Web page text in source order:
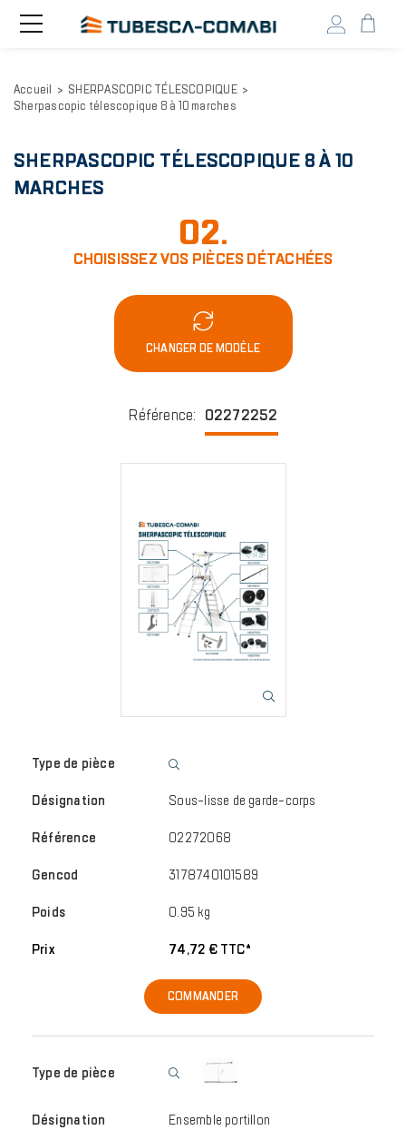
Aller
Toggle
navigation
Accueil
SHERPASCOPIC TÉLESCOPIQUE
Sherpascopic télescopique 8 à 10 marches
SHERPASCOPIC TÉLESCOPIQUE 8 À 10
MARCHES
02.
CHOISISSEZ VOS PIÈCES DÉTACHÉES
CHANGER DE MODÈLE
Référence: 02272252
Sous-lisse de garde-corps
02272068
3178740101589
0.95 kg
74,72 € TTC*
COMMANDER
Ensemble portillon